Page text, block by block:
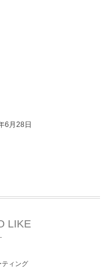
6月28日
LIKE
ティング